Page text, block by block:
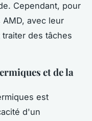
Cependant, pour
avec leur
des tâches
et de la
est
d'un